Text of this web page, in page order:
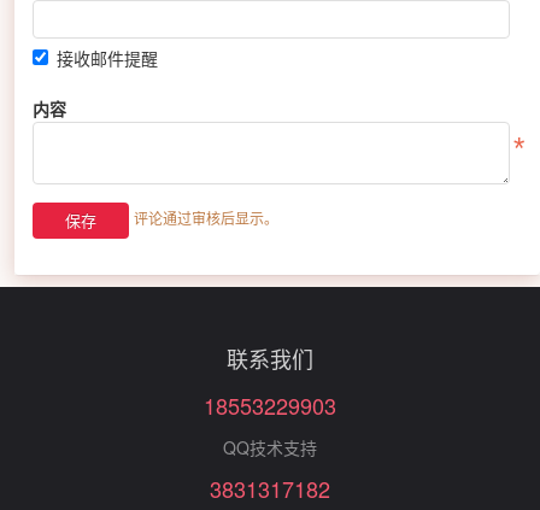
接收邮件提醒
内容
评论通过审核后显示。
联系我们
18553229903
QQ技术支持
3831317182